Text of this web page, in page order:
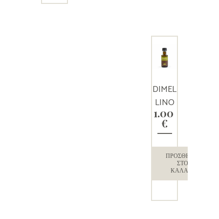
DIMEL
LINO
έξτρα
παρθέ
ελαιόλ
αδο 50
ml
1.00
€
ΠΡΟΣΘΉΚΗ
ΣΤΟ
ΚΑΛΆΘΙ